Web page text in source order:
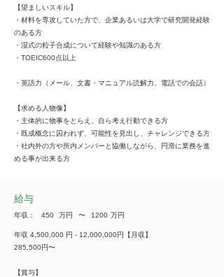
【望ましいスキル】
・材料を専攻していた方で、企業あるいは大学で研究開発経験
のある方
・湿式の粒子合成について経験や知識のある方
・TOEIC600点以上
・英語力（メール、文書・マニュアル読解力、電話での会話）
【求める人物像】
・主体的に物事をとらえ、自ら考え行動できる方
・既成概念に囚われず、可能性を見出し、チャレンジできる方
・社内外の方や所内メンバーと協働しながら、円滑に業務を進
める事が出来る方
給与
年収： 450 万円 ​〜 1200 万円
年収 4,500,000 円 - 12,000,000円【月収】
285,500円〜
【賞与】